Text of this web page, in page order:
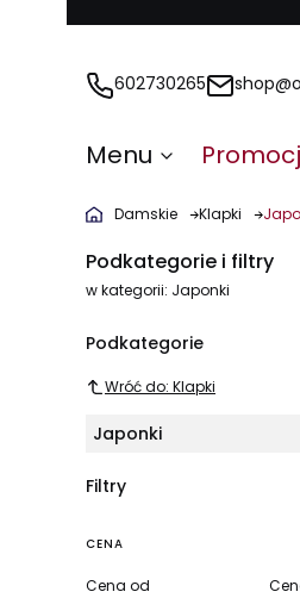
602730265
Menu
Damskie Klapki
Podkategorie i filtry
w kategorii: Japonki
Podkategorie
Wróć do: Klapki
Japonki
Filtry
CENA
Cena od